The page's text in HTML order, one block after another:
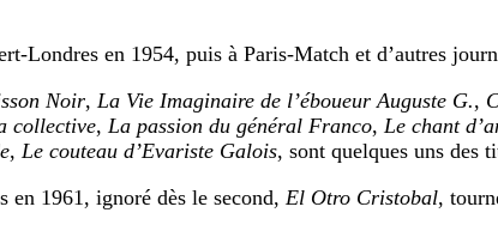
Londres en 1954, puis à Paris-Match et d’autres
Noir, La Vie Imaginaire de l’éboueur Auguste G.,
collective, La passion du général Franco, Le chant
, Le couteau d’Evariste Galois, sont quelques uns des
en 1961, ignoré dès le second, El Otro Cristobal,